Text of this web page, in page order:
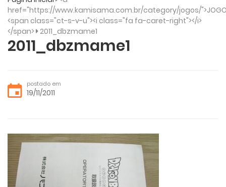
href="https://www.kamisama.com.br/category/jogos/
<span class="ct-s-v-u"><i class="fa fa-caret-right"></i>
</span> 2011_dbzmame1
2011_dbzmame1
postado em
19/11/2011